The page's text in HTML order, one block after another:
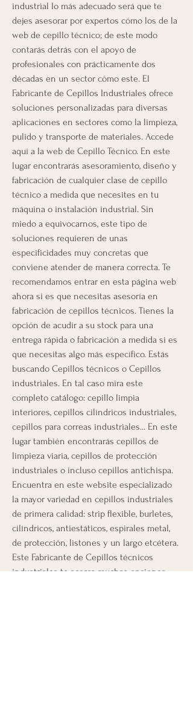
industrial lo más adecuado será que te
dejes asesorar por expertos cómo los de la
web de cepillo técnico; de este modo
contarás detrás con el apoyo de
profesionales con prácticamente dos
décadas en un sector cómo este. El
Fabricante de Cepillos Industriales ofrece
soluciones personalizadas para diversas
aplicaciones en sectores como la limpieza,
pulido y transporte de materiales. Accede
aquí a la web de Cepillo Técnico. En este
lugar encontrarás asesoramiento, diseño y
fabricación de cualquier clase de cepillo
técnico a medida que necesites en tu
máquina o instalación industrial. Sin
miedo a equivocarnos, este tipo de
soluciones requieren de unas
especificidades muy concretas que
conviene atender de manera correcta. Te
recomendamos entrar en esta página web
ahora si es que necesitas asesoría en
fabricación de cepillos técnicos. Tienes la
opción de acudir a su stock para una
entrega rápida o fabricación a medida si es
que necesitas algo más específico. Estás
buscando Cepillos técnicos o Cepillos
industriales. En tal caso mira este
completo catálogo: cepillo limpia
interiores, cepillos cilíndricos industriales,
cepillos para correas industriales... En este
lugar también encontrarás cepillos de
limpieza viaria, cepillos de protección
industriales o incluso cepillos antichispa.
Encuentra en este website especializado
la mayor variedad en cepillos industriales
de primera calidad: strip flexible, burletes,
cilíndricos, antiestáticos, espirales metal,
de protección, listones y un largo etcétera.
Este Fabricante de Cepillos técnicos
industriales te acerca muchas opciones